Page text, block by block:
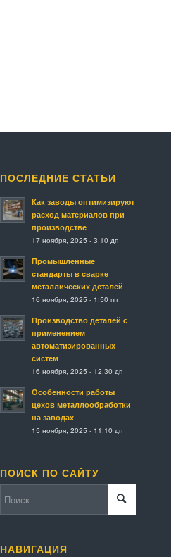
ПОСЛЕДНИЕ СТАТЬИ
Как заводы оптимизируют
расход материалов при
производстве
17 ноября, 2025 - 3:10 дп
Промышленные
стандарты в сварке
металлических деталей
16 ноября, 2025 - 1:50 пп
Производство деталей с
применением
автоматизированных
систем
16 ноября, 2025 - 12:30 дп
Особенности работы
цехов металлообработки
на заводах
15 ноября, 2025 - 11:10 дп
ПОИСК ПО САЙТУ
НАВИГАЦИЯ